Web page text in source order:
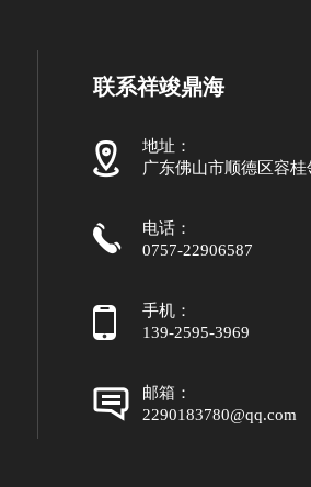
联系祥竣鼎海
地址：
广东佛山市顺德区容
电话：
0757-22906587
手机：
139-2595-3969
邮箱：
2290183780@qq.com